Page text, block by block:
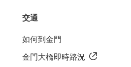
舒適溫暖的房間，享受金門愜
交通
如何到金門
金門大橋即時路況